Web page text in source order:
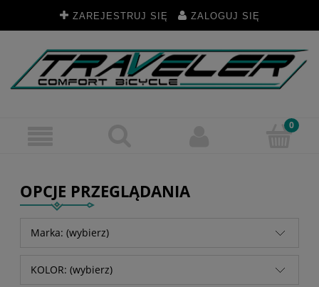
ZAREJESTRUJ SIĘ ZALOGUJ SIĘ
OPCJE PRZEGLĄDANIA
Marka: (wybierz)
KOLOR: (wybierz)